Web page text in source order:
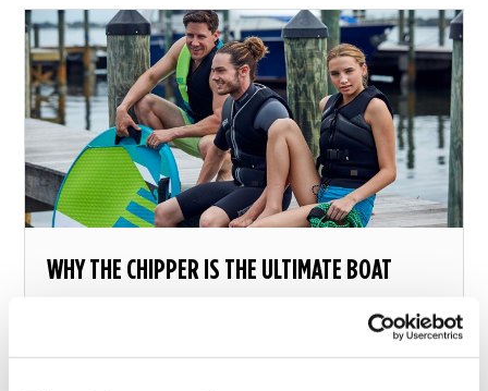
WHY THE CHIPPER IS THE ULTIMATE BOAT
Discover the new Jobe Multi-Position board: The